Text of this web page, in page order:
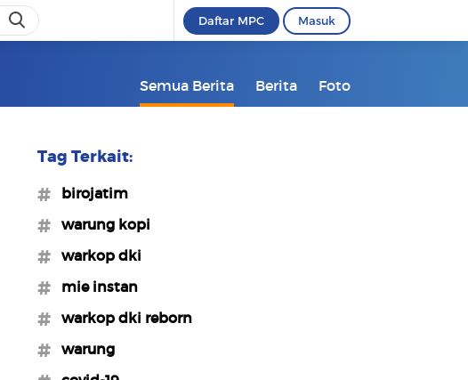
Daftar MPC Masuk
Semua Berita Berita Foto
Tag Terkait:
#birojatim
#warung kopi
#warkop dki
#mie instan
#warkop dki reborn
#warung